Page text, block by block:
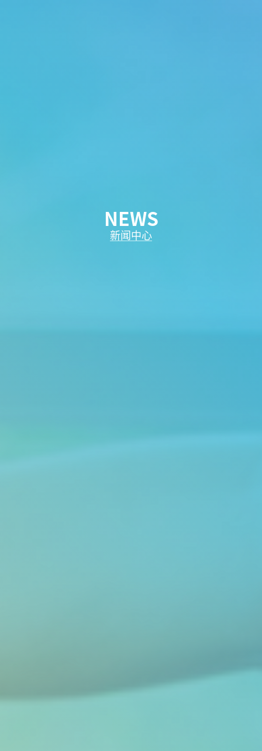
NEWS
新闻中心